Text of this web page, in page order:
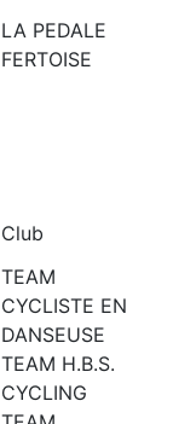
LA PEDALE
FERTOISE
Club
TEAM
CYCLISTE EN
DANSEUSE
TEAM H.B.S.
CYCLING